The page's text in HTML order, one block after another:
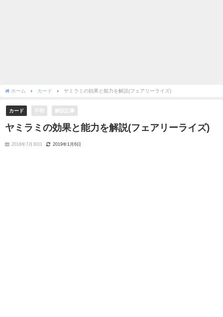
ホーム カード ヤミラミの効果と能力を解説(フェアリーライズ)
カード 不明 解説記事
ヤミラミの効果と能力を解説(フェアリーライズ)
2018年7月30日 2019年1月6日